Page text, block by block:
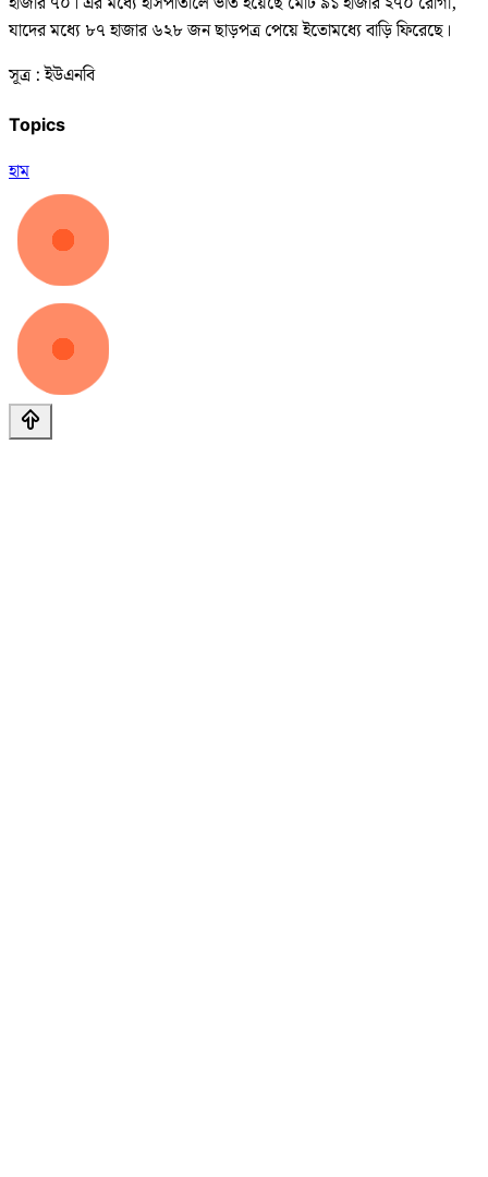
যাদের মধ্যে ৮৭ হাজার ৬২৮ জন ছাড়পত্র পেয়ে ইতোমধ্যে বাড়ি ফিরেছে।
সূত্র : ইউএনবি
Topics
হাম